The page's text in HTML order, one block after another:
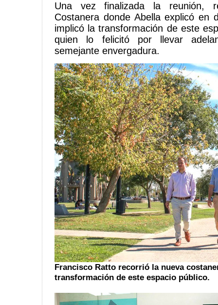
Una vez finalizada la reunión,
Costanera donde Abella explicó en
implicó la transformación de este
quien lo felicitó por llevar
semejante envergadura.
Francisco Ratto recorrió la nueva
transformación de este espacio público.